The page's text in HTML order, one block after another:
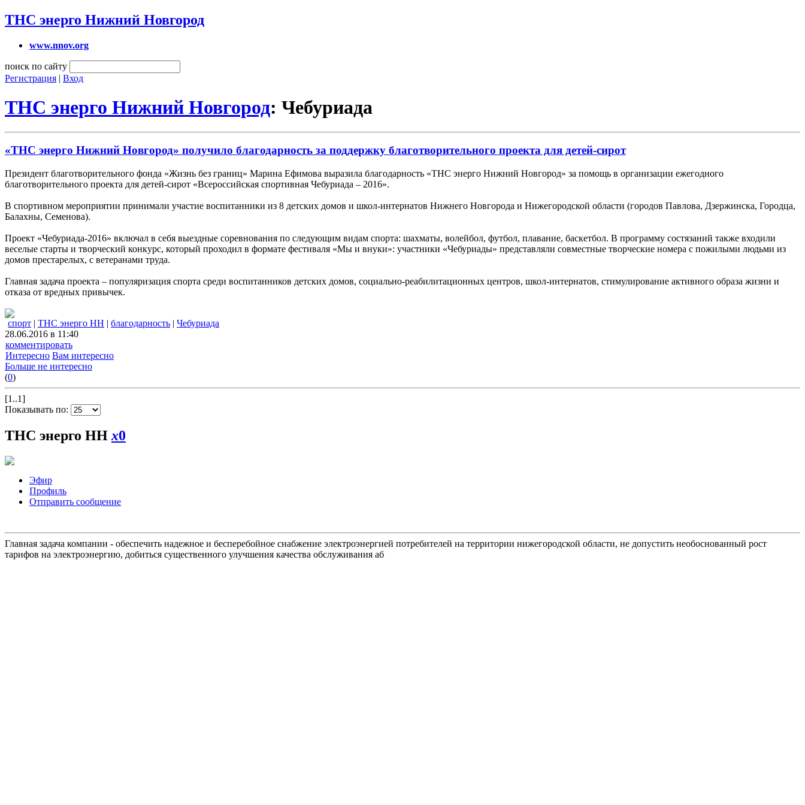
ТНС энерго Нижний Новгород
www.nnov.org
поиск по сайту
Регистрация | Вход
ТНС энерго Нижний Новгород: Чебуриада
«ТНС энерго Нижний Новгород» получило благодарность за поддержку благотворительного проекта для детей-сирот
Президент благотворительного фонда «Жизнь без границ» Марина Ефимова выразила благодарность «ТНС энерго Нижний Новгород» за помощь в организации ежегодного
благотворительного проекта для детей-сирот «Всероссийская спортивная Чебуриада – 2016».
В спортивном мероприятии принимали участие воспитанники из 8 детских домов и школ-интернатов Нижнего Новгорода и Нижегородской области (городов Павлова, Дзержинска, Городца,
Балахны, Семенова).
Проект «Чебуриада-2016» включал в себя выездные соревнования по следующим видам спорта: шахматы, волейбол, футбол, плавание, баскетбол. В программу состязаний также входили
веселые старты и творческий конкурс, который проходил в формате фестиваля «Мы и внуки»: участники «Чебуриады» представляли совместные творческие номера с пожилыми людьми из
домов престарелых, с ветеранами труда.
Главная задача проекта – популяризация спорта среди воспитанников детских домов, социально-реабилитационных центров, школ-интернатов, стимулирование активного образа жизни и
отказа от вредных привычек.
спорт | ТНС энерго НН | благодарность | Чебуриада
28.06.2016 в 11:40
комментировать
Интересно Вам интересно
Больше не интересно
(0)
[1..1]
Показывать по:
ТНС энерго НН x0
Эфир
Профиль
Отправить сообщение
Главная задача компании - обеспечить надежное и бесперебойное снабжение электроэнергией потребителей на территории нижегородской области, не допустить необоснованный рост
тарифов на электроэнергию, добиться существенного улучшения качества обслуживания аб